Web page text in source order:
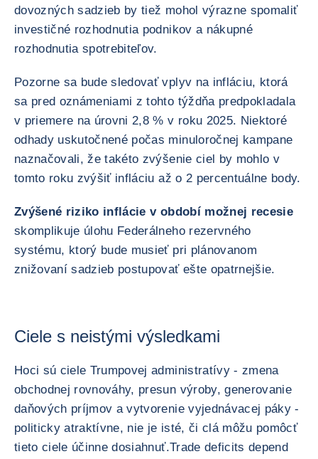
dovozných sadzieb by tiež mohol výrazne spomaliť
investičné rozhodnutia podnikov a nákupné
rozhodnutia spotrebiteľov.
Pozorne sa bude sledovať vplyv na infláciu, ktorá
sa pred oznámeniami z tohto týždňa predpokladala
v priemere na úrovni 2,8 % v roku 2025. Niektoré
odhady uskutočnené počas minuloročnej kampane
naznačovali, že takéto zvýšenie ciel by mohlo v
tomto roku zvýšiť infláciu až o 2 percentuálne body.
Zvýšené riziko inflácie v období možnej recesie
skomplikuje úlohu Federálneho rezervného
systému, ktorý bude musieť pri plánovanom
znižovaní sadzieb postupovať ešte opatrnejšie.
Ciele s neistými výsledkami
Hoci sú ciele Trumpovej administratívy - zmena
obchodnej rovnováhy, presun výroby, generovanie
daňových príjmov a vytvorenie vyjednávacej páky -
politicky atraktívne, nie je isté, či clá môžu pomôcť
tieto ciele účinne dosiahnuť.Trade deficits depend